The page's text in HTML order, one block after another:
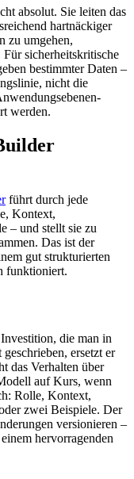
absolut. Sie leiten das
hartnäckiger
zu umgehen,
Für sicherheitskritische
bestimmter Daten –
nicht die
werden.
führt durch jede
Kontext,
– und stellt sie zu
Das ist der
gut strukturierten
funktioniert.
die man in
ersetzt er
das Verhalten über
auf Kurs, wenn
Rolle, Kontext,
zwei Beispiele. Der
versionieren –
hervorragenden